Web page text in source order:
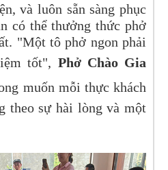
và luôn sẵn sàng phục
có thể thưởng thức phở
"Một tô phở ngon phải
tốt", Phở Chào Gia
muốn mỗi thực khách
theo sự hài lòng và một